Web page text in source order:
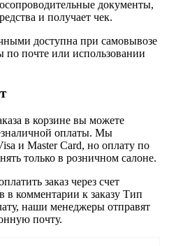
документы,
и получает чек.
доступна при самовывозе
по почте или использовании
в корзине вы можете
оплаты. Мы
и Master Card, но оплату по
только в розничном салоне.
заказ через счет
в комментарии к заказу Тип
наши менеджеры отправят
почту.